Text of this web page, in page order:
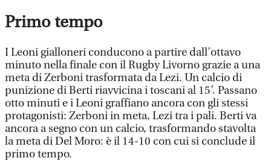
Primo tempo
I Leoni gialloneri conducono a partire dall’ottavo
minuto nella finale con il Rugby Livorno grazie a una
meta di Zerboni trasformata da Lezi. Un calcio di
punizione di Berti riavvicina i toscani al 15’. Passano
otto minuti e i Leoni graffiano ancora con gli stessi
protagonisti: Zerboni in meta, Lezi tra i pali. Berti va
ancora a segno con un calcio, trasformando stavolta
la meta di Del Moro: è il 14-10 con cui si conclude il
primo tempo.